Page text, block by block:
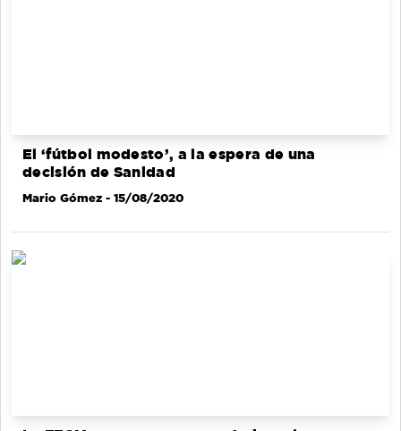
El ‘fútbol modesto’, a la espera de una
decisión de Sanidad
Mario Gómez - 15/08/2020